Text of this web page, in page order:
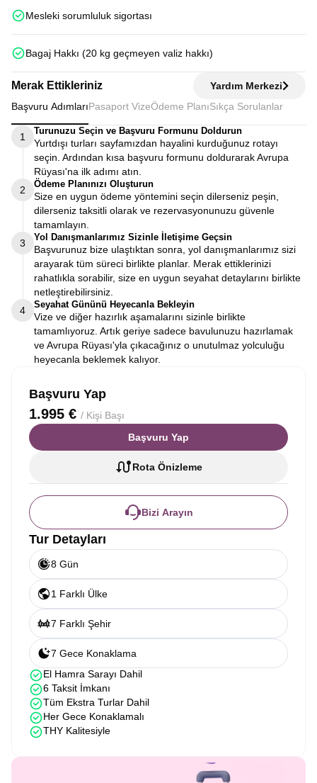
Mesleki sorumluluk sigortası
Bagaj Hakkı (20 kg geçmeyen valiz hakkı)
Merak Ettikleriniz
Yardım Merkezi
Başvuru AdımlarıPasaport VizeÖdeme Planı Sıkça Sorulanlar
1
Turunuzu Seçin ve Başvuru Formunu Doldurun
Yurtdışı turları sayfamızdan hayalini kurduğunuz rotayı
seçin. Ardından kısa başvuru formunu doldurarak Avrupa
Rüyası'na ilk adımı atın.
2
Ödeme Planınızı Oluşturun
Size en uygun ödeme yöntemini seçin dilerseniz peşin,
dilerseniz taksitli olarak ve rezervasyonunuzu güvenle
tamamlayın.
3
Yol Danışmanlarımız Sizinle İletişime Geçsin
Başvurunuz bize ulaştıktan sonra, yol danışmanlarımız sizi
arayarak tüm süreci birlikte planlar. Merak ettiklerinizi
rahatlıkla sorabilir, size en uygun seyahat detaylarını birlikte
netleştirebilirsiniz.
4
Seyahat Gününü Heyecanla Bekleyin
Vize ve diğer hazırlık aşamalarını sizinle birlikte
tamamlıyoruz. Artık geriye sadece bavulunuzu hazırlamak
ve Avrupa Rüyası'yla çıkacağınız o unutulmaz yolculuğu
heyecanla beklemek kalıyor.
Başvuru Yap
1.995 € / Kişi Başı
Başvuru Yap
Rota Önizleme
Bizi Arayın
Tur Detayları
8 Gün
1 Farklı Ülke
7 Farklı Şehir
7 Gece Konaklama
El Hamra Sarayı Dahil
6 Taksit İmkanı
Tüm Ekstra Turlar Dahil
Her Gece Konaklamalı
THY Kalitesiyle